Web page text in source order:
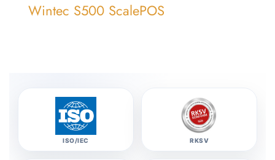
Wintec S500 ScalePOS